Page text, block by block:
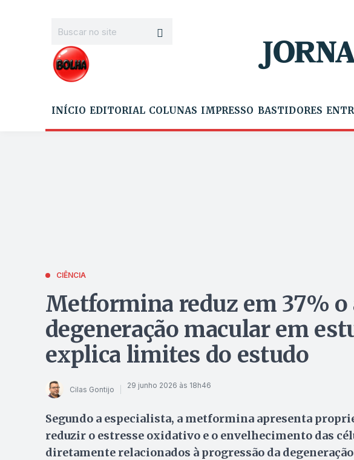
INÍCIO EDITORIAL COLUNAS IMPRESSO BASTIDORES
CIÊNCIA
Metformina reduz em 37% o
degeneração macular em
explica limites do estudo
Cilas Gontijo 29 junho 2026 às 18h46
Segundo a especialista, a metformina apresenta
reduzir o estresse oxidativo e o envelhecimento das
diretamente relacionados à progressão da